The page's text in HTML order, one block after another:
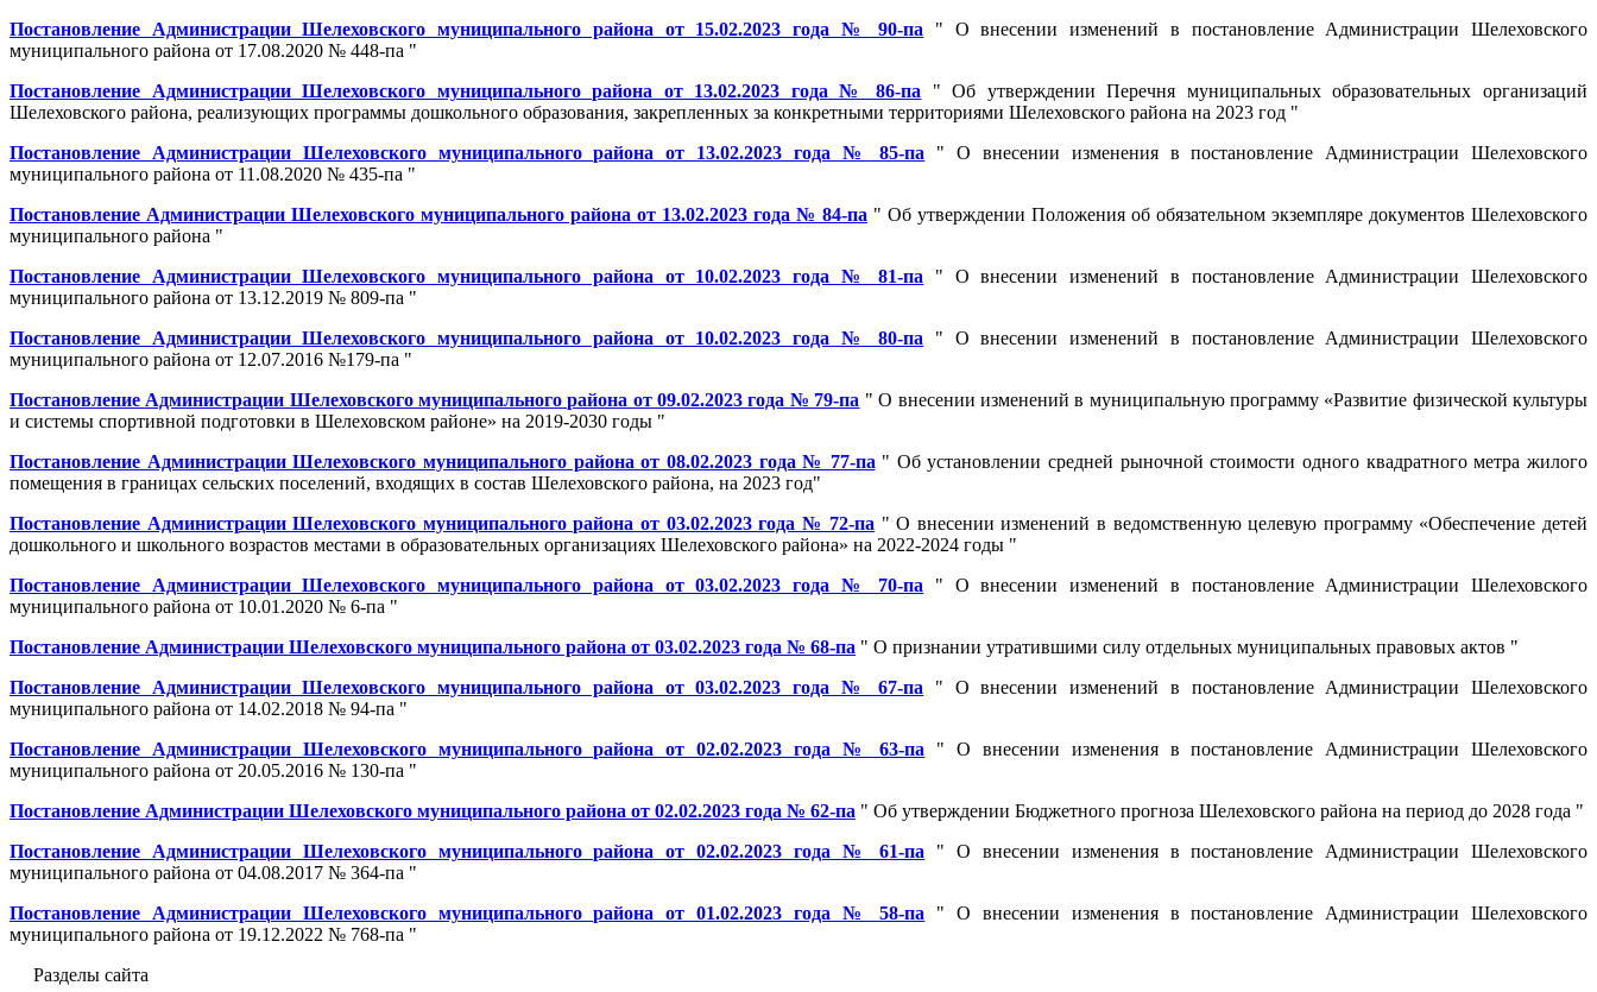
Постановление Администрации Шелеховского муниципального района от 15.02.2023 года № 90-па " О внесении изменений в постановление Администрации Шелеховского
муниципального района от 17.08.2020 № 448-па "
Постановление Администрации Шелеховского муниципального района от 13.02.2023 года № 86-па " Об утверждении Перечня муниципальных образовательных организаций
Шелеховского района, реализующих программы дошкольного образования, закрепленных за конкретными территориями Шелеховского района на 2023 год "
Постановление Администрации Шелеховского муниципального района от 13.02.2023 года № 85-па " О внесении изменения в постановление Администрации Шелеховского
муниципального района от 11.08.2020 № 435-па "
Постановление Администрации Шелеховского муниципального района от 13.02.2023 года № 84-па " Об утверждении Положения об обязательном экземпляре документов Шелеховского
муниципального района "
Постановление Администрации Шелеховского муниципального района от 10.02.2023 года № 81-па " О внесении изменений в постановление Администрации Шелеховского
муниципального района от 13.12.2019 № 809-па "
Постановление Администрации Шелеховского муниципального района от 10.02.2023 года № 80-па " О внесении изменений в постановление Администрации Шелеховского
муниципального района от 12.07.2016 №179-па "
Постановление Администрации Шелеховского муниципального района от 09.02.2023 года № 79-па " О внесении изменений в муниципальную программу «Развитие физической культуры
и системы спортивной подготовки в Шелеховском районе» на 2019-2030 годы "
Постановление Администрации Шелеховского муниципального района от 08.02.2023 года № 77-па " Об установлении средней рыночной стоимости одного квадратного метра жилого
помещения в границах сельских поселений, входящих в состав Шелеховского района, на 2023 год"
Постановление Администрации Шелеховского муниципального района от 03.02.2023 года № 72-па " О внесении изменений в ведомственную целевую программу «Обеспечение детей
дошкольного и школьного возрастов местами в образовательных организациях Шелеховского района» на 2022-2024 годы "
Постановление Администрации Шелеховского муниципального района от 03.02.2023 года № 70-па " О внесении изменений в постановление Администрации Шелеховского
муниципального района от 10.01.2020 № 6-па "
Постановление Администрации Шелеховского муниципального района от 03.02.2023 года № 68-па " О признании утратившими силу отдельных муниципальных правовых актов "
Постановление Администрации Шелеховского муниципального района от 03.02.2023 года № 67-па " О внесении изменений в постановление Администрации Шелеховского
муниципального района от 14.02.2018 № 94-па "
Постановление Администрации Шелеховского муниципального района от 02.02.2023 года № 63-па " О внесении изменения в постановление Администрации Шелеховского
муниципального района от 20.05.2016 № 130-па "
Постановление Администрации Шелеховского муниципального района от 02.02.2023 года № 62-па " Об утверждении Бюджетного прогноза Шелеховского района на период до 2028 года "
Постановление Администрации Шелеховского муниципального района от 02.02.2023 года № 61-па " О внесении изменения в постановление Администрации Шелеховского
муниципального района от 04.08.2017 № 364-па "
Постановление Администрации Шелеховского муниципального района от 01.02.2023 года № 58-па " О внесении изменения в постановление Администрации Шелеховского
муниципального района от 19.12.2022 № 768-па "
Разделы сайта